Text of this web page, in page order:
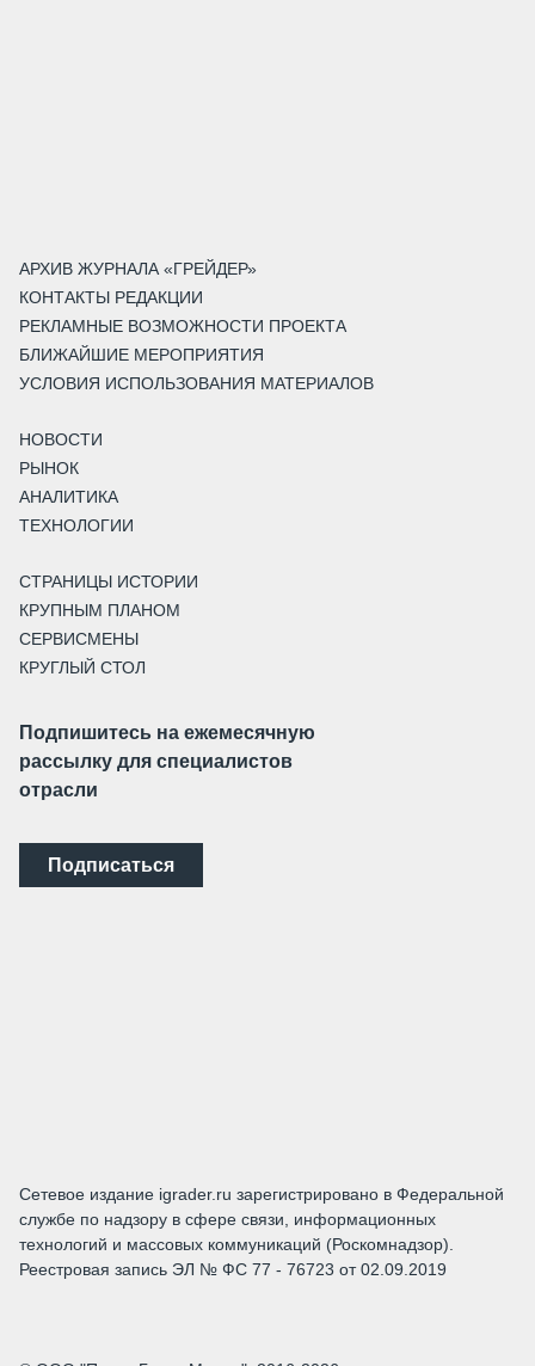
АРХИВ ЖУРНАЛА «ГРЕЙДЕР»
КОНТАКТЫ РЕДАКЦИИ
РЕКЛАМНЫЕ ВОЗМОЖНОСТИ ПРОЕКТА
БЛИЖАЙШИЕ МЕРОПРИЯТИЯ
УСЛОВИЯ ИСПОЛЬЗОВАНИЯ МАТЕРИАЛОВ
НОВОСТИ
РЫНОК
АНАЛИТИКА
ТЕХНОЛОГИИ
СТРАНИЦЫ ИСТОРИИ
КРУПНЫМ ПЛАНОМ
СЕРВИСМЕНЫ
КРУГЛЫЙ СТОЛ
Подпишитесь на ежемесячную
рассылку для специалистов
отрасли
Подписаться
Сетевое издание igrader.ru зарегистрировано в Федеральной
службе по надзору в сфере связи, информационных
технологий и массовых коммуникаций (Роскомнадзор).
Реестровая запись ЭЛ № ФС 77 - 76723 от 02.09.2019